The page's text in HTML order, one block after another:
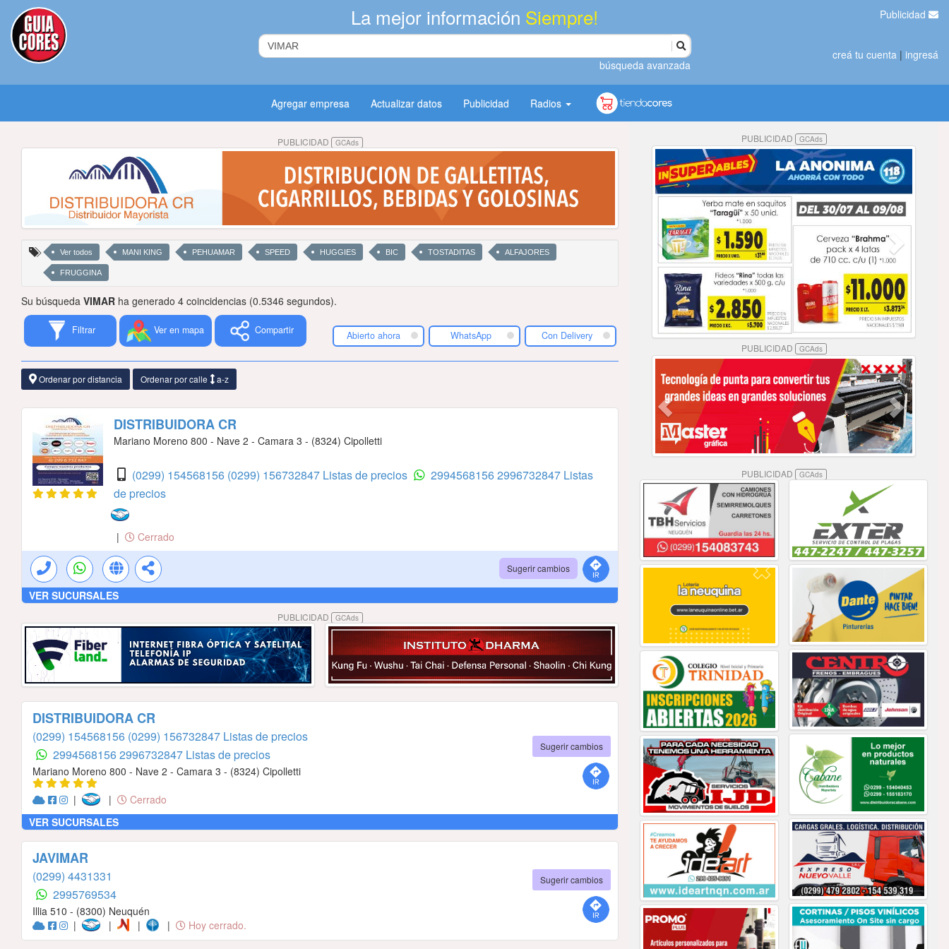
La mejor información Siempre!
búsqueda avanzada
Publicidad
creá tu cuenta | ingresá
Agregar empresa Actualizar datos Publicidad Radios
PUBLICIDAD GCAds
Ver todos MANI KING PEHUAMAR SPEED HUGGIES BIC TOSTADITAS ALFAJORES
FRUGGINA
Su búsqueda VIMAR ha generado 4 coincidencias (0.5346 segundos).
Filtrar Ver en mapa Compartir Abierto ahora WhatsApp Con Delivery
Ordenar por distancia Ordenar por calle a-z
DISTRIBUIDORA CR
Mariano Moreno 800 - Nave 2 - Camara 3 - (8324) Cipolletti
(0299) 154568156 (0299) 156732847 Listas de precios 29945681562996732847 Listas
de precios
| Cerrado
Sugerir cambios
VER SUCURSALES
PUBLICIDAD GCAds
DISTRIBUIDORA CR
(0299) 154568156 (0299) 156732847 Listas de precios
29945681562996732847 Listas de precios
Mariano Moreno 800 - Nave 2 - Camara 3 - (8324) Cipolletti
|
| Cerrado
Sugerir cambios
VER SUCURSALES
JAVIMAR
(0299) 4431331
2995769534
Illia 510 - (8300) Neuquén
|
| | | Hoy cerrado.
Sugerir cambios
PUBLICIDAD GCAds
PUBLICIDAD GCAds
PUBLICIDAD GCAds